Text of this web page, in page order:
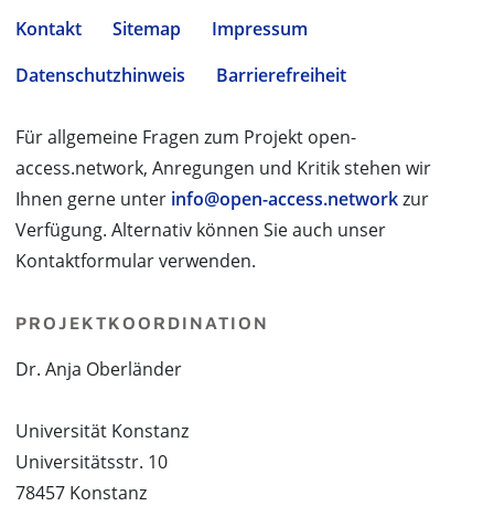
Kontakt Sitemap
Impressum
Datenschutzhinweis
Barrierefreiheit
Für allgemeine Fragen zum Projekt open-
access.network, Anregungen und Kritik stehen wir
Ihnen gerne unter info@open-access.networkzur
Verfügung. Alternativ können Sie auch unser
Kontaktformular verwenden.
PROJEKTKOORDINATION
Dr. Anja Oberländer
Universität Konstanz
Universitätsstr. 10
78457 Konstanz